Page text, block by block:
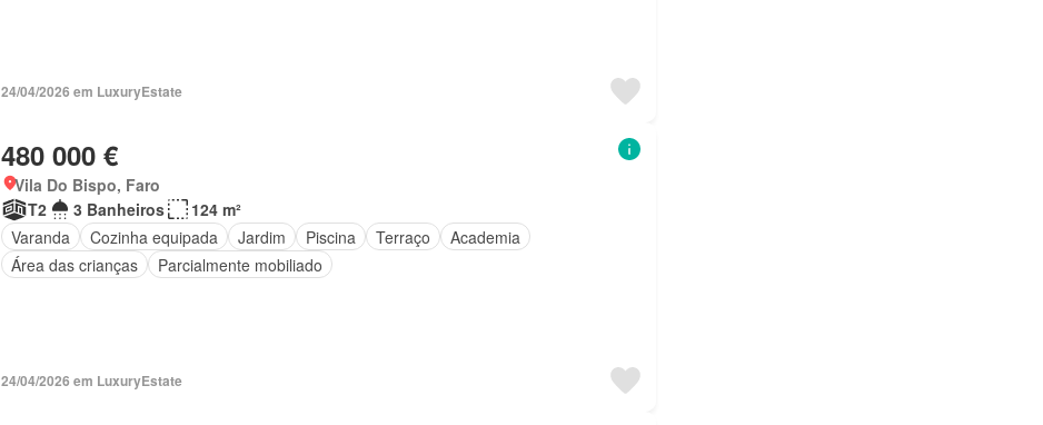
24/04/2026 em LuxuryEstate
480 000 €
Vila Do Bispo, Faro
T2
3 Banheiros
124 m²
Varanda
Cozinha equipada Jardim Piscina Terraço
Academia
Área das crianças
Parcialmente mobiliado
24/04/2026 em LuxuryEstate